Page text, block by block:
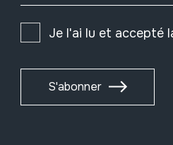
Je l'ai lu et accepté
S'abonner